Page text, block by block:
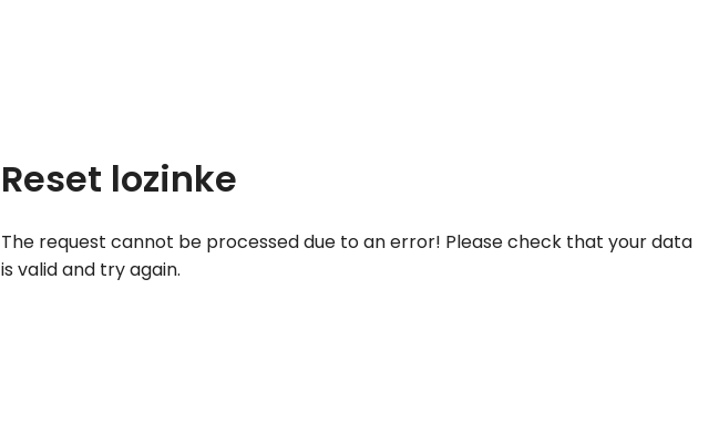
Reset lozinke
The request cannot be processed due to an error! Please check that your data
is valid and try again.